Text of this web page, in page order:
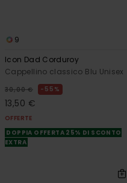
9
Icon Dad Corduroy
Cappellino classico Blu Unisex
30,00 € 55%
13,50 €
OFFERTE
DOPPIA OFFERTA 25% DI SCONTO
EXTRA